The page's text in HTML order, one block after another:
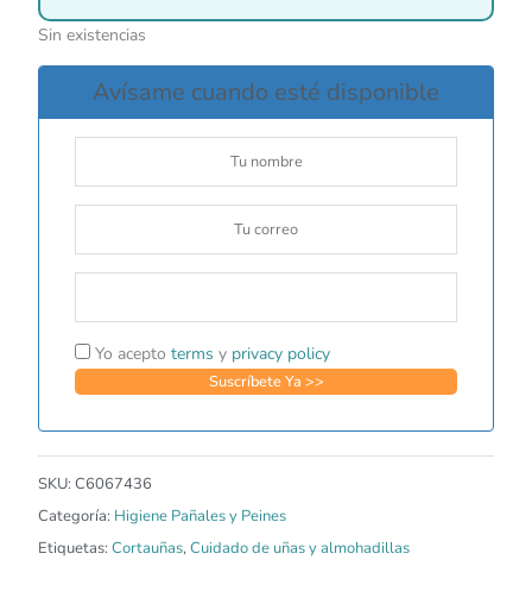
Sin existencias
Avísame cuando esté disponible
Yo acepto terms y privacy policy
SKU: C6067436
Categoría: Higiene Pañales y Peines
Etiquetas: Cortauñas,Cuidado de uñas y almohadillas